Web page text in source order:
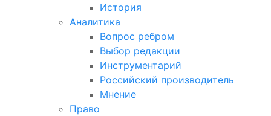
История
Аналитика
Вопрос ребром
Выбор редакции
Инструментарий
Российский производитель
Мнение
Право